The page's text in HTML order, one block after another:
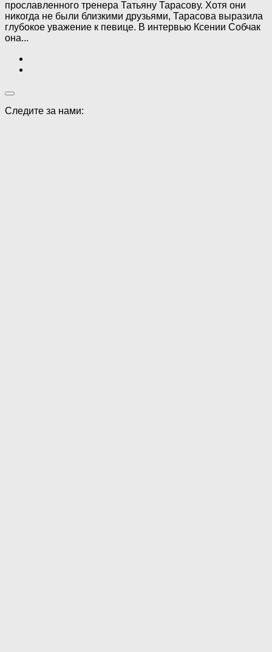
прославленного тренера Татьяну Тарасову. Хотя они
никогда не были близкими друзьями, Тарасова выразила
глубокое уважение к певице. В интервью Ксении Собчак
она...
Следите за нами: